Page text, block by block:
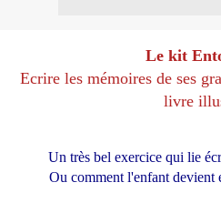
Le kit
Ecrire les mémoires de ses
livre
Un très bel exercice qui lie
Ou comment l'enfant devient